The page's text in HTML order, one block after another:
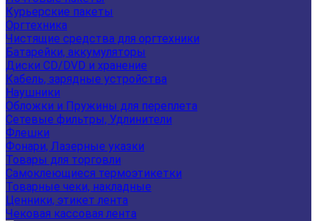
Курьерские пакеты
Оргтехника
Чистящие средства для оргтехники
Батарейки, аккумуляторы
Диски CD/DVD и хранение
Кабель, зарядные устройства
Наушники
Обложки и Пружины для переплета
Сетевые фильтры, Удлинители
Флешки
Фонари, Лазерные указки
Товары для торговли
Самоклеющиеся термоэтикетки
Товарные чеки, накладные
Ценники, этикет лента
Чековая кассовая лента